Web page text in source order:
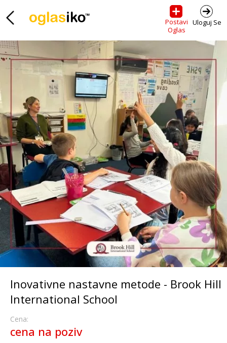
Postavi
Oglas
Uloguj Se
Inovativne nastavne metode - Brook Hill
International School
Cena:
cena na poziv